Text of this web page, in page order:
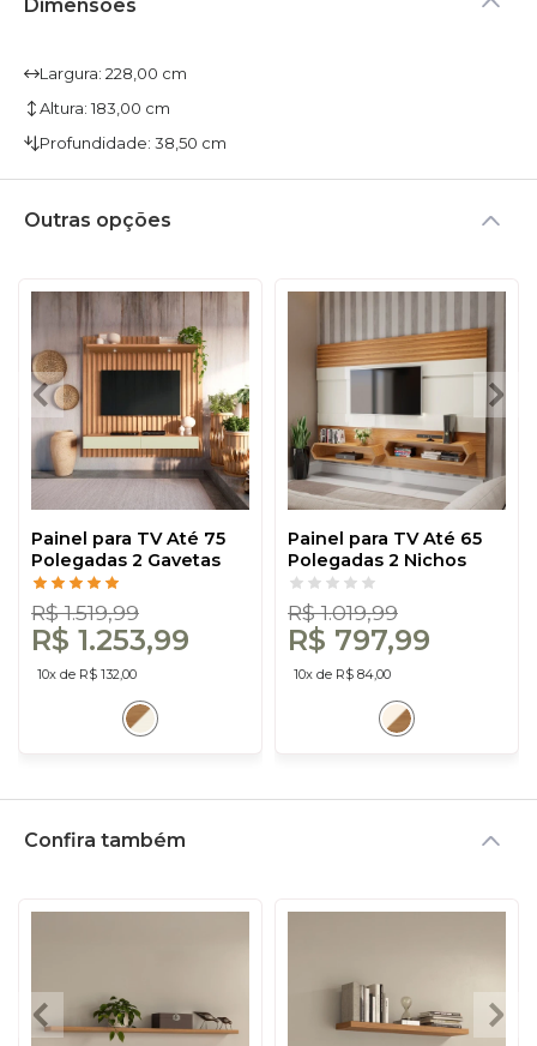
Dimensões
Largura: 228,00 cm
Altura: 183,00 cm
Profundidade: 38,50 cm
Outras opções
Painel para TV Até 75
Polegadas 2 Gavetas
com Led 183cm Ripado
Freijó/Off White - Dalla
Costa
R$ 1.519,99
R$ 1.253,99
10x de R$ 132,00
Painel para TV Até 65
Polegadas 2 Nichos
Ripado Off White/Freijó
- Dalla Costa
R$ 1.019,99
R$ 797,99
10x de R$ 84,00
Confira também